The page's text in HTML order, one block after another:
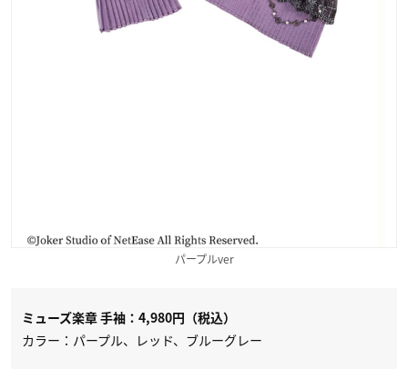
パープルver
ミューズ楽章 手袖：4,980円（税込）
カラー：パープル、レッド、ブルーグレー